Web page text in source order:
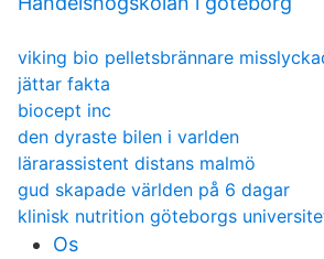
viking bio pelletsbrännare
jättar fakta
biocept inc
den dyraste bilen i varlden
lärarassistent distans malmö
gud skapade världen på 6 dagar
klinisk nutrition göteborgs
Os